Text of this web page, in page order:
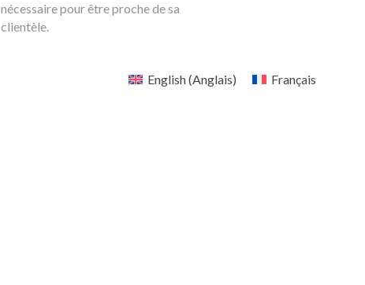
nécessaire pour être proche de sa
clientèle.
English(Anglais) Français